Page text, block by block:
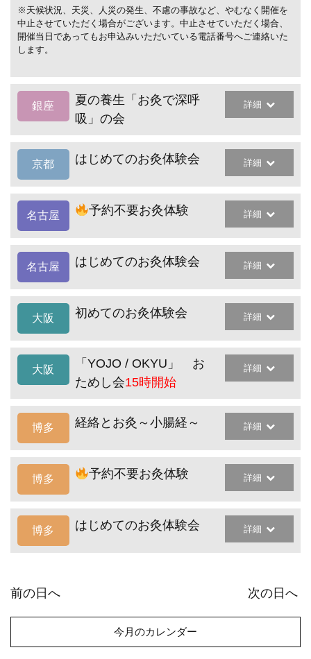
※天候状況、天災、人災の発生、不慮の事故など、やむなく開催を
中止させていただく場合がございます。中止させていただく場合、
開催当日であってもお申込みいただいている電話番号へご連絡いた
します。
銀座
夏の養生「お灸で深呼
吸」の会
詳細
京都 はじめてのお灸体験会 詳細
名古屋 予約不要お灸体験 詳細
名古屋 はじめてのお灸体験会 詳細
大阪 初めてのお灸体験会 詳細
大阪
「YOJO / OKYU」 お
ためし会15時開始
詳細
博多 経絡とお灸～小腸経～ 詳細
博多 予約不要お灸体験 詳細
博多 はじめてのお灸体験会 詳細
前の日へ 次の日へ
今月のカレンダー